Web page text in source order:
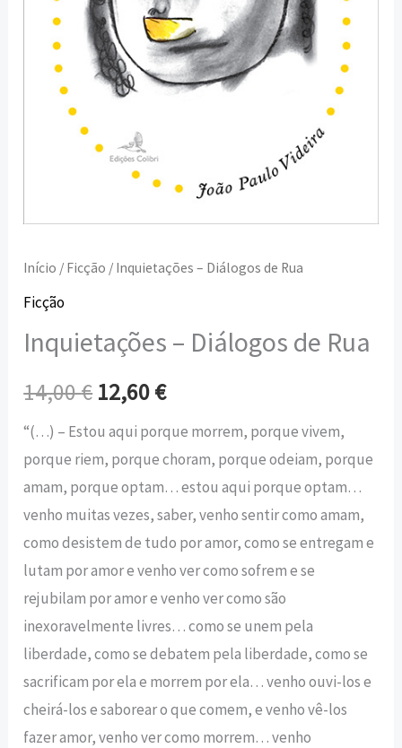
Início / Ficção / Inquietações – Diálogos de Rua
Ficção
Inquietações – Diálogos de Rua
14,00€ 12,60€
“(…) – Estou aqui porque morrem, porque vivem,
porque riem, porque choram, porque odeiam, porque
amam, porque optam… estou aqui porque optam…
venho muitas vezes, saber, venho sentir como amam,
como desistem de tudo por amor, como se entregam e
lutam por amor e venho ver como sofrem e se
rejubilam por amor e venho ver como são
inexoravelmente livres… como se unem pela
liberdade, como se debatem pela liberdade, como se
sacrificam por ela e morrem por ela… venho ouvi-los e
cheirá-los e saborear o que comem, e venho vê-los
fazer amor, venho ver como morrem… venho